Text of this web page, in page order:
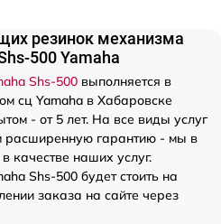
резинок механизма
500 Yamaha
Shs-500 выполняется в
сц Yamaha в Хабаровске
- от 5 лет. На все виды услуг
расширенную гарантию - мы в
качестве наших услуг.
Shs-500 будет стоить на
заказа на сайте через